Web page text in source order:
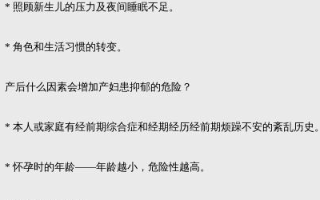
* 照顾新生儿的压力及夜间睡眠不足。
* 角色和生活习惯的转变。
产后什么因素会增加产妇患抑郁的危险？
* 本人或家庭有经前期综合症和经期经历经前期烦躁不安的紊乱历史。
* 怀孕时的年龄——年龄越小，危险性越高。